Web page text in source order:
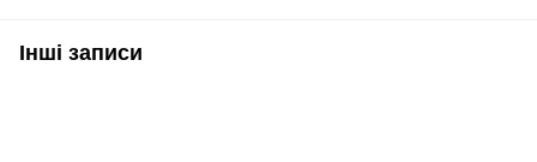
Інші записи